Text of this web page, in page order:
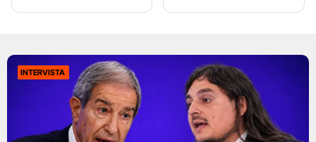
INTERVISTA